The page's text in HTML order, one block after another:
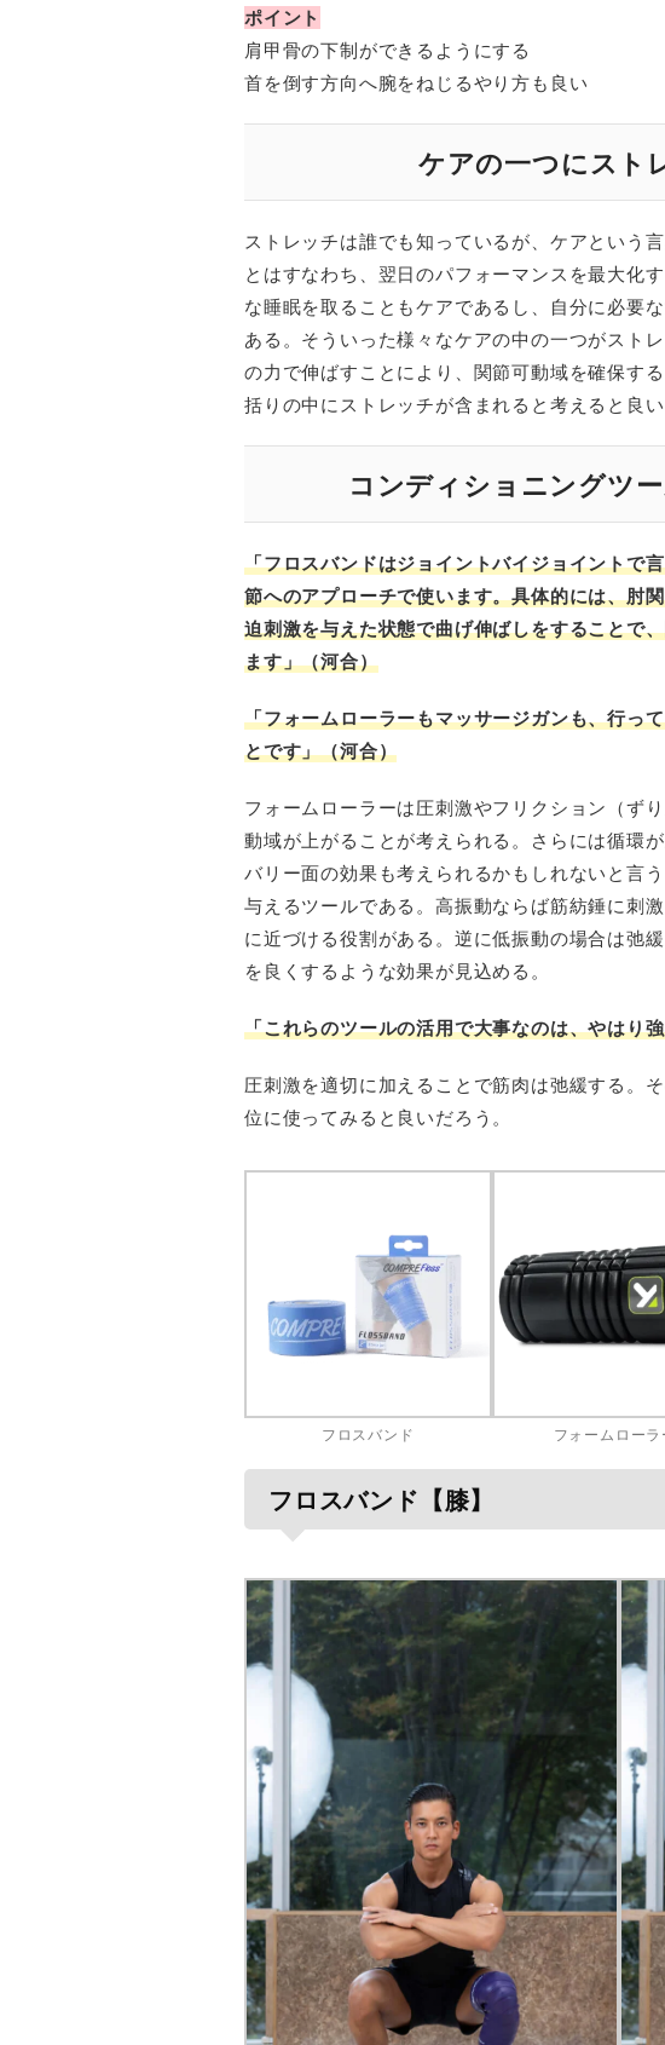
ポイント
肩甲骨の下制ができるようにする
首を倒す方向へ腕をねじるやり方も良い
ケアの一つにスト
ストレッチは誰でも知っているが、ケアという
とはすなわち、翌日のパフォーマンスを最大化
な睡眠を取ることもケアであるし、自分に必要
ある。そういった様々なケアの中の一つがスト
の力で伸ばすことにより、関節可動域を確保す
括りの中にストレッチが含まれると考えると良い
コンディショニングツ
「フロスバンドはジョイントバイジョイントで
節へのアプローチで使います。具体的には、肘
迫刺激を与えた状態で曲げ伸ばしをすることで
ます」（河合）
「フォームローラーもマッサージガンも、行っ
とです」（河合）
フォームローラーは圧刺激やフリクション（ず
動域が上がることが考えられる。さらには循環
バリー面の効果も考えられるかもしれないと言
与えるツールである。高振動ならば筋紡錘に刺
に近づける役割がある。逆に低振動の場合は弛
を良くするような効果が見込める。
「これらのツールの活用で大事なのは、やはり
圧刺激を適切に加えることで筋肉は弛緩する。
位に使ってみると良いだろう。
フロスバンド フォームローラ
フロスバンド【膝】